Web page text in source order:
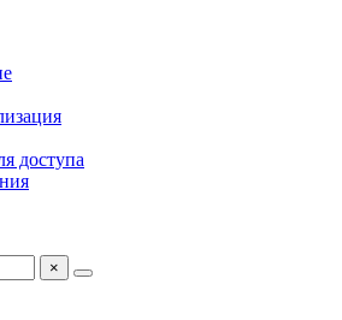
доступа
×